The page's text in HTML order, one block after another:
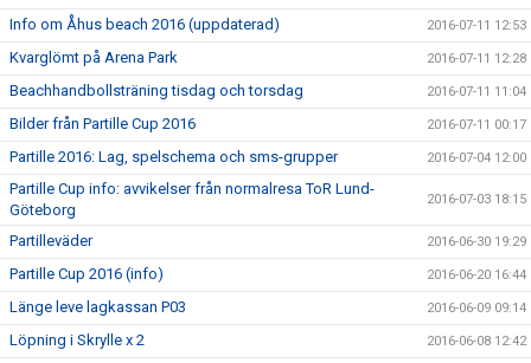
Info om Åhus beach 2016 (uppdaterad) 2016-07-11 12:53
Kvarglömt på Arena Park 2016-07-11 12:28
Beachhandbollsträning tisdag och torsdag 2016-07-11 11:04
Bilder från Partille Cup 2016 2016-07-11 00:17
Partille 2016: Lag, spelschema och sms-grupper 2016-07-04 12:00
Partille Cup info: avvikelser från normalresa ToR Lund-
Göteborg
2016-07-03 18:15
Partilleväder 2016-06-30 19:29
Partille Cup 2016 (info) 2016-06-20 16:44
Länge leve lagkassan P03 2016-06-09 09:14
Löpning i Skrylle x 2 2016-06-08 12:42